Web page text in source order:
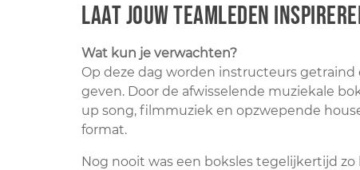
Laat jouw teamleden
Wat kun je verwachten?
Op deze dag worden instructeurs
geven. Door de afwisselende muziekale
up song, filmmuziek en opzwepende
format.
Nog nooit was een boksles tegelijkertijd